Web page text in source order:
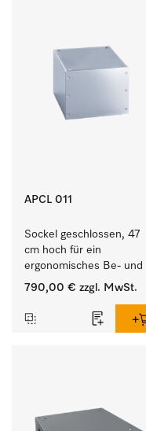
APCL 011
Sockel geschlossen, 47
cm hoch für ein
ergonomisches Be- und
Entladen von
Trockner.
790,00 € zzgl. MwSt.